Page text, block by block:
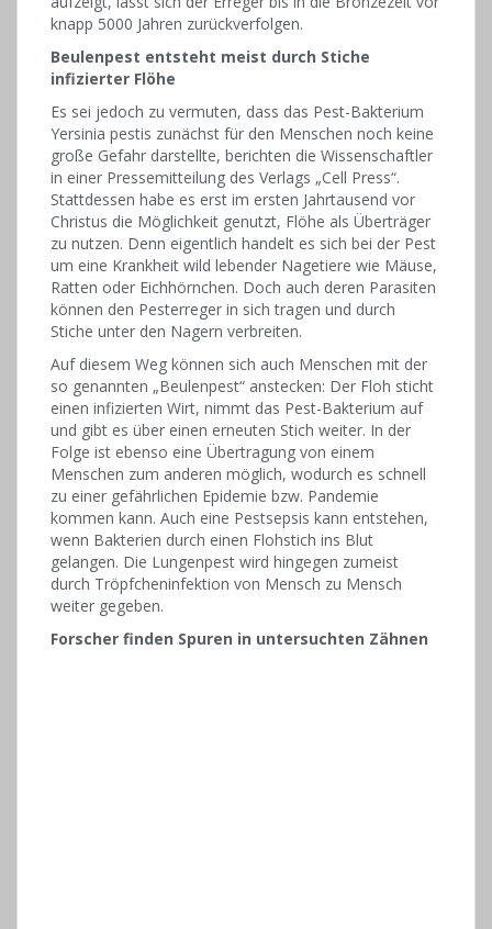
knapp 5000 Jahren zurückverfolgen.
Beulenpest entsteht meist durch Stiche
infizierter Flöhe
Es sei jedoch zu vermuten, dass das Pest-Bakterium
Yersinia pestis zunächst für den Menschen noch keine
große Gefahr darstellte, berichten die Wissenschaftler
in einer Pressemitteilung des Verlags „Cell Press“.
Stattdessen habe es erst im ersten Jahrtausend vor
Christus die Möglichkeit genutzt, Flöhe als Überträger
zu nutzen. Denn eigentlich handelt es sich bei der Pest
um eine Krankheit wild lebender Nagetiere wie Mäuse,
Ratten oder Eichhörnchen. Doch auch deren Parasiten
können den Pesterreger in sich tragen und durch
Stiche unter den Nagern verbreiten.
Auf diesem Weg können sich auch Menschen mit der
so genannten „Beulenpest“ anstecken: Der Floh sticht
einen infizierten Wirt, nimmt das Pest-Bakterium auf
und gibt es über einen erneuten Stich weiter. In der
Folge ist ebenso eine Übertragung von einem
Menschen zum anderen möglich, wodurch es schnell
zu einer gefährlichen Epidemie bzw. Pandemie
kommen kann. Auch eine Pestsepsis kann entstehen,
wenn Bakterien durch einen Flohstich ins Blut
gelangen. Die Lungenpest wird hingegen zumeist
durch Tröpfcheninfektion von Mensch zu Mensch
weiter gegeben.
Forscher finden Spuren in untersuchten Zähnen